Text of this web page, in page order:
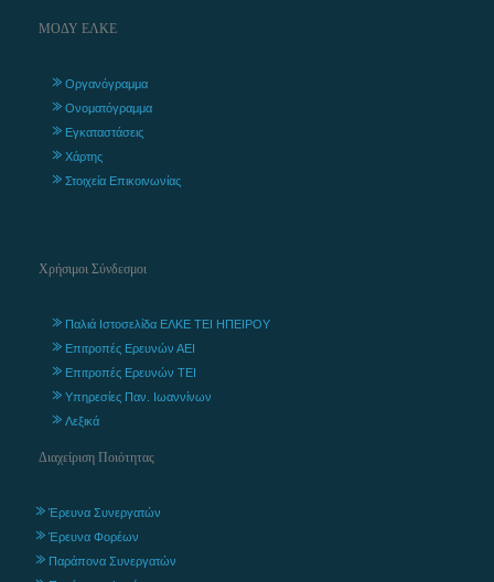
ΜΟΔΥ ΕΛΚΕ
Οργανόγραμμα
Ονοματόγραμμα
Εγκαταστάσεις
Χάρτης
Στοιχεία Επικοινωνίας
Χρήσιμοι Σύνδεσμοι
Παλιά Ιστοσελίδα ΕΛΚΕ ΤΕΙ ΗΠΕΙΡΟΥ
Επιτροπές Ερευνών ΑΕΙ
Επιτροπές Ερευνών ΤΕΙ
Υπηρεσίες Παν. Ιωαννίνων
Λεξικά
Διαχείριση Ποιότητας
Έρευνα Συνεργατών
Έρευνα Φορέων
Παράπονα Συνεργατών